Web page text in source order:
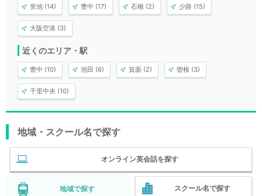
蛍池 (14) 豊中 (17) 石橋 (2) 少路 (15)
大阪空港 (3)
近くのエリア・駅
豊中 (10) 池田 (6) 箕面 (2) 曽根 (3)
千里中央 (10)
地域・スクール名で探す
オンライン英会話を探す
地域で探す スクール名で探す